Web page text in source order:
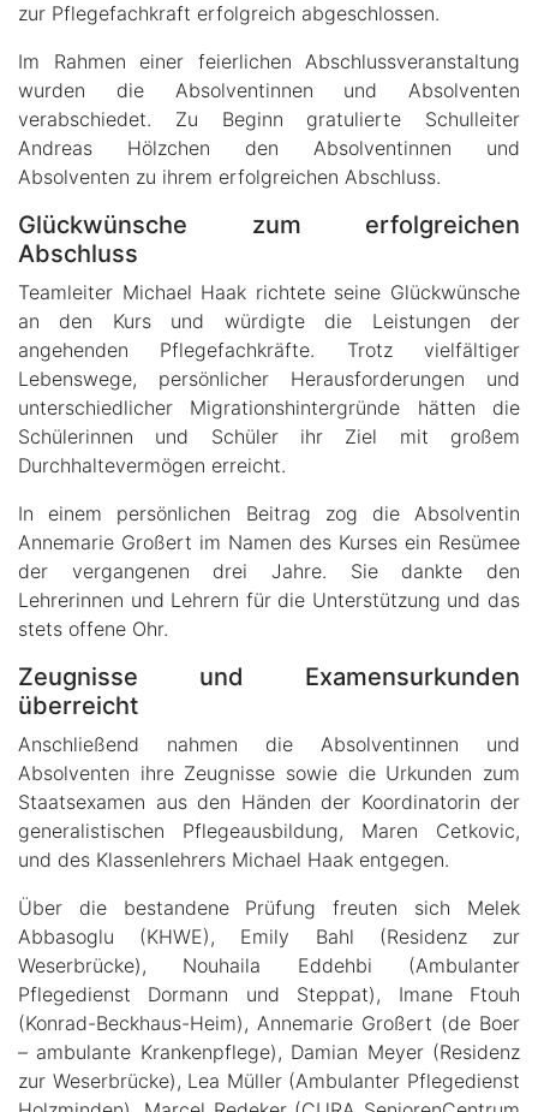
zur Pflegefachkraft erfolgreich abgeschlossen.
Im Rahmen einer feierlichen Abschlussveranstaltung
wurden die Absolventinnen und Absolventen
verabschiedet. Zu Beginn gratulierte Schulleiter
Andreas Hölzchen den Absolventinnen und
Absolventen zu ihrem erfolgreichen Abschluss.
Glückwünsche zum erfolgreichen
Abschluss
Teamleiter Michael Haak richtete seine Glückwünsche
an den Kurs und würdigte die Leistungen der
angehenden Pflegefachkräfte. Trotz vielfältiger
Lebenswege, persönlicher Herausforderungen und
unterschiedlicher Migrationshintergründe hätten die
Schülerinnen und Schüler ihr Ziel mit großem
Durchhaltevermögen erreicht.
In einem persönlichen Beitrag zog die Absolventin
Annemarie Großert im Namen des Kurses ein Resümee
der vergangenen drei Jahre. Sie dankte den
Lehrerinnen und Lehrern für die Unterstützung und das
stets offene Ohr.
Zeugnisse und Examensurkunden
überreicht
Anschließend nahmen die Absolventinnen und
Absolventen ihre Zeugnisse sowie die Urkunden zum
Staatsexamen aus den Händen der Koordinatorin der
generalistischen Pflegeausbildung, Maren Cetkovic,
und des Klassenlehrers Michael Haak entgegen.
Über die bestandene Prüfung freuten sich Melek
Abbasoglu (KHWE), Emily Bahl (Residenz zur
Weserbrücke), Nouhaila Eddehbi (Ambulanter
Pflegedienst Dormann und Steppat), Imane Ftouh
(Konrad-Beckhaus-Heim), Annemarie Großert (de Boer
– ambulante Krankenpflege), Damian Meyer (Residenz
zur Weserbrücke), Lea Müller (Ambulanter Pflegedienst